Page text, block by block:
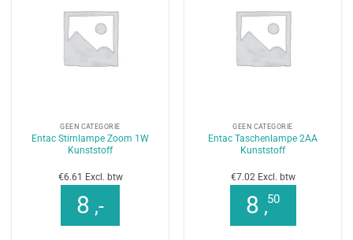
GEEN CATEGORIE
Entac Stirnlampe Zoom 1W
Kunststoff
€6.61 Excl. btw
8 ,-
GEEN CATEGORIE
Entac Taschenlampe 2AA
Kunststoff
€7.02 Excl. btw
8 ,50